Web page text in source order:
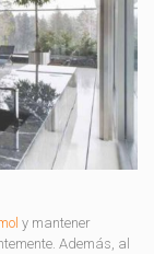
y mantener
Además, al